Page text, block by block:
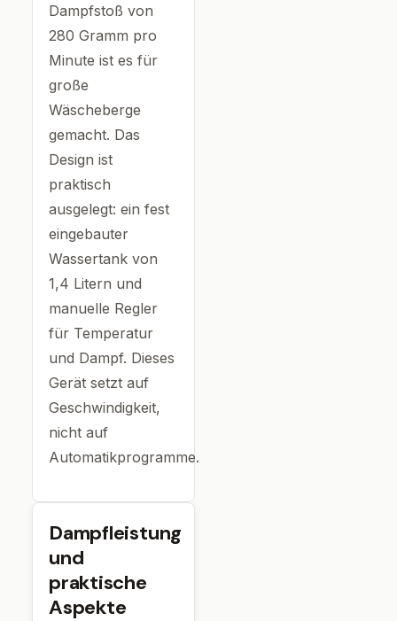
Dampfstoß von
280 Gramm pro
Minute ist es für
große
Wäscheberge
gemacht. Das
Design ist
praktisch
ausgelegt: ein fest
eingebauter
Wassertank von
1,4 Litern und
manuelle Regler
für Temperatur
und Dampf. Dieses
Gerät setzt auf
Geschwindigkeit,
nicht auf
Automatikprogramme.
Dampfleistung
und
praktische
Aspekte